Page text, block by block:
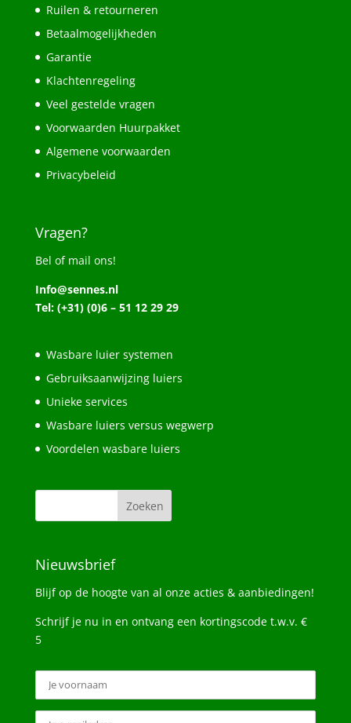
Ruilen & retourneren
Betaalmogelijkheden
Garantie
Klachtenregeling
Veel gestelde vragen
Voorwaarden Huurpakket
Algemene voorwaarden
Privacybeleid
Vragen?
Bel of mail ons!
Info@sennes.nl
Tel: (+31) (0)6 – 51 12 29 29
Wasbare luier systemen
Gebruiksaanwijzing luiers
Unieke services
Wasbare luiers versus wegwerp
Voordelen wasbare luiers
Nieuwsbrief
Blijf op de hoogte van al onze acties & aanbiedingen!
Schrijf je nu in en ontvang een kortingscode t.w.v. €
5